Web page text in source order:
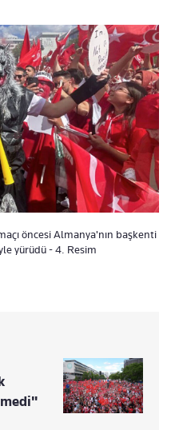
öncesi Almanya'nın başkenti
yürüdü - 4. Resim